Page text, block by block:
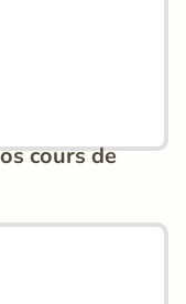
cours de